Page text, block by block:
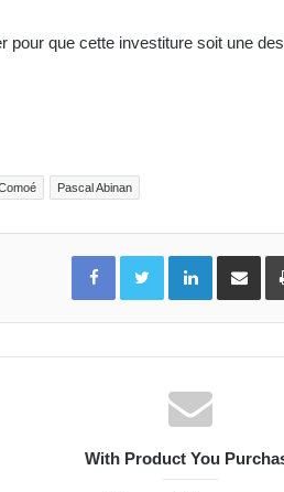
pour que cette investiture soit une
Pascal Abinan
FacebookTwitter LinkedinPartager
With Product You